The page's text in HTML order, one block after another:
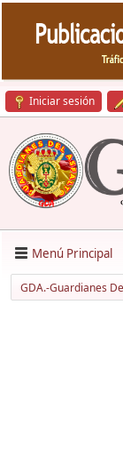
Iniciar sesión
Menú Principal
GDA.-Guardianes